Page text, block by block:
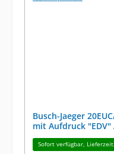
Busch-Jaeger
mit Aufdruck
Sofort verfügbar,